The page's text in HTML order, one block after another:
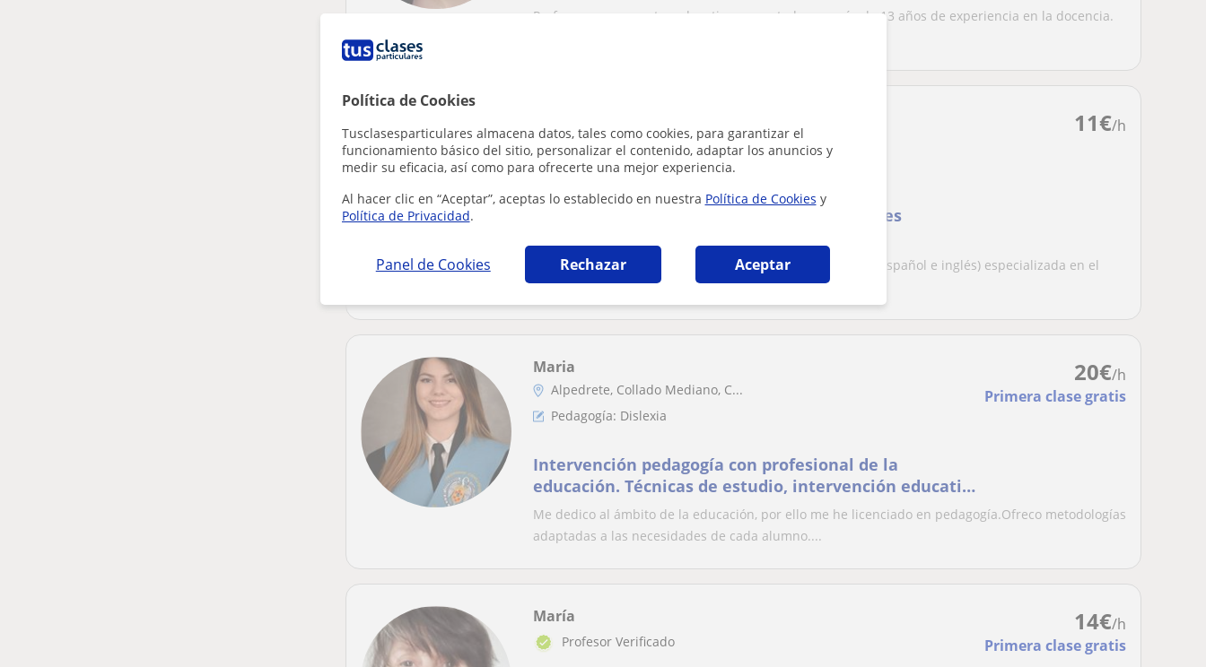
Política de Cookies
Tusclasesparticulares almacena datos, tales como cookies, para garantizar el
funcionamiento básico del sitio, personalizar el contenido, adaptar los anuncios y
medir su eficacia, así como para ofrecerte una mejor experiencia.
Al hacer clic en “Aceptar”, aceptas lo establecido en nuestra Política de Cookies y
Política de Privacidad.
Panel de Cookies Rechazar Aceptar
Profesora en un centro educativo concertado con más de 13 años de experiencia en la docencia.
11€/h
Collado Mediano, Alpedrete, B...
Problemas de aprendizaje
Apoyo personalizado a niños con necesidades
Hola, Me llamo Olya y soy una profesional trilingüe (ruso, español e inglés) especializada en el
acompañamiento y apoyo educativo a niños c...
20€/h
Primera clase gratis
Maria
Alpedrete, Collado Mediano, C...
Pedagogía: Dislexia
Intervención pedagogía con profesional de la
educación. Técnicas de estudio, intervención educativa
y refuerzo adaptado a necesidades educativas
Me dedico al ámbito de la educación, por ello me he licenciado en pedagogía.Ofreco metodologías
adaptadas a las necesidades de cada alumno....
14€/h
Primera clase gratis
María
Profesor Verificado